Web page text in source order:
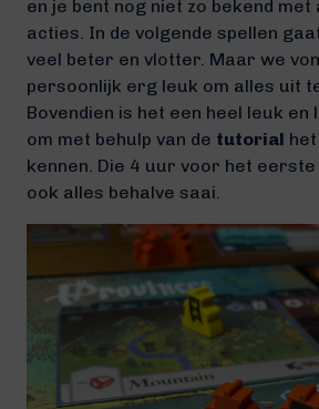
en je bent nog niet zo bekend
acties. In de volgende spellen
veel beter en vlotter. Maar we
persoonlijk erg leuk om alles uit
Bovendien is het een heel leuk
om met behulp van de tutorial
kennen. Die 4 uur voor het
ook alles behalve saai.